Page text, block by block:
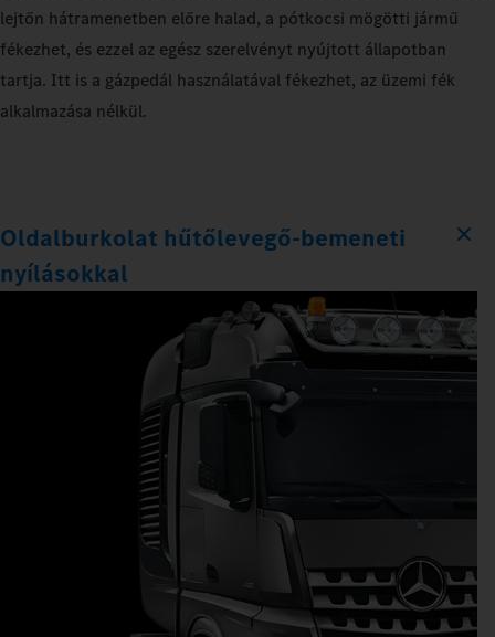
lejtőn hátramenetben előre halad, a pótkocsi mögötti jármű
fékezhet, és ezzel az egész szerelvényt nyújtott állapotban
tartja. Itt is a gázpedál használatával fékezhet, az üzemi fék
alkalmazása nélkül.
Oldalburkolat hűtőlevegő-bemeneti
nyílásokkal